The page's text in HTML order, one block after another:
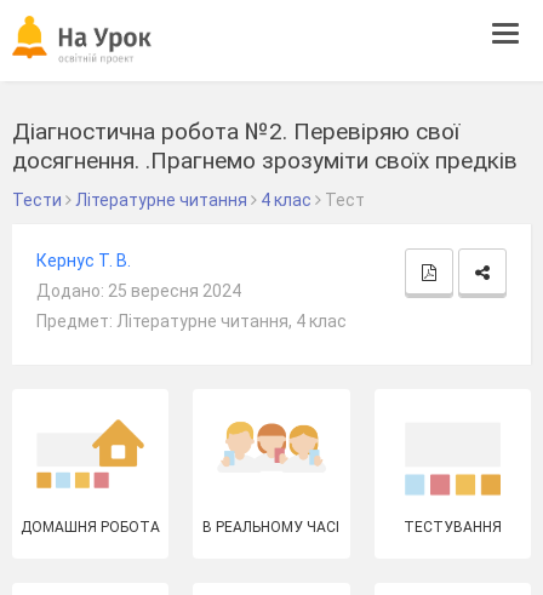
Діагностична робота №2. Перевіряю свої
досягнення. .Прагнемо зрозуміти своїх предків
Тести Літературне читання 4 клас Тест
Кернус Т. В.
Додано: 25 вересня 2024
Предмет: Літературне читання, 4 клас
ДОМАШНЯ РОБОТА В РЕАЛЬНОМУ ЧАСІ ТЕСТУВАННЯ